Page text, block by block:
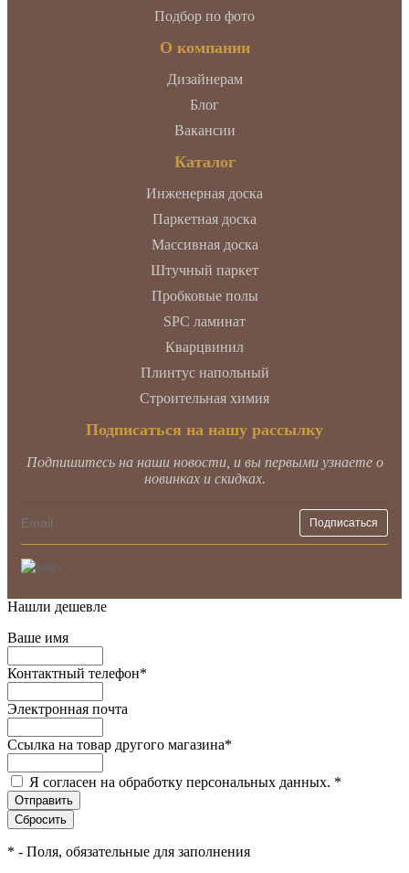
Подбор по фото
О компании
Дизайнерам
Блог
Вакансии
Каталог
Инженерная доска
Паркетная доска
Массивная доска
Штучный паркет
Пробковые полы
SPC ламинат
Кварцвинил
Плинтус напольный
Строительная химия
Подписаться на нашу рассылку
Подпишитесь на наши новости, и вы первыми узнаете о
новинках и скидках.
Нашли дешевле
Ваше имя
Контактный телефон*
Электронная почта
Ссылка на товар другого магазина*
Я согласен на обработку персональных данных. *
* - Поля, обязательные для заполнения